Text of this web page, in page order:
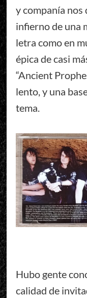
y companía nos
infierno de una
letra como en
épica de casi
“Ancient
lento, y una
tema.
Hubo gente
calidad de